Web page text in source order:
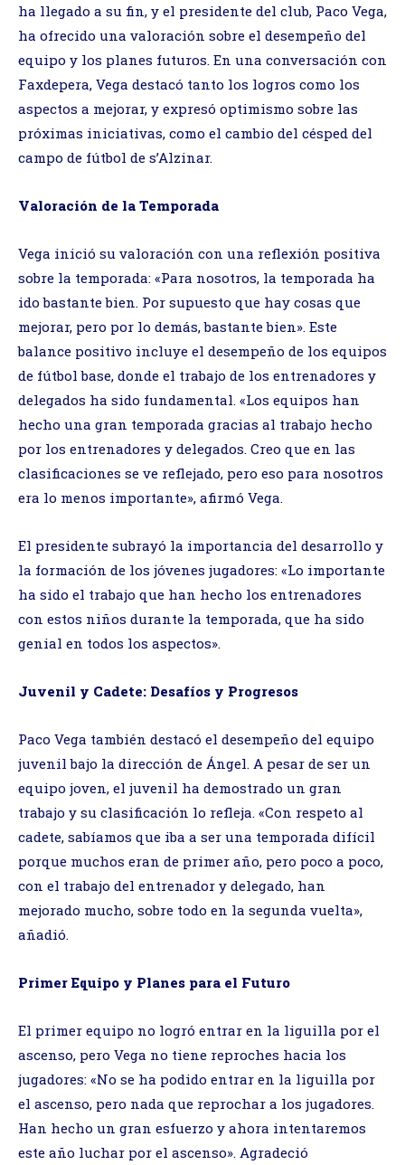
ha llegado a su fin, y el presidente del club, Paco Vega,
ha ofrecido una valoración sobre el desempeño del
equipo y los planes futuros. En una conversación con
Faxdepera, Vega destacó tanto los logros como los
aspectos a mejorar, y expresó optimismo sobre las
próximas iniciativas, como el cambio del césped del
campo de fútbol de s’Alzinar.
Valoración de la Temporada
Vega inició su valoración con una reflexión positiva
sobre la temporada: «Para nosotros, la temporada ha
ido bastante bien. Por supuesto que hay cosas que
mejorar, pero por lo demás, bastante bien». Este
balance positivo incluye el desempeño de los equipos
de fútbol base, donde el trabajo de los entrenadores y
delegados ha sido fundamental. «Los equipos han
hecho una gran temporada gracias al trabajo hecho
por los entrenadores y delegados. Creo que en las
clasificaciones se ve reflejado, pero eso para nosotros
era lo menos importante», afirmó Vega.
El presidente subrayó la importancia del desarrollo y
la formación de los jóvenes jugadores: «Lo importante
ha sido el trabajo que han hecho los entrenadores
con estos niños durante la temporada, que ha sido
genial en todos los aspectos».
Juvenil y Cadete: Desafíos y Progresos
Paco Vega también destacó el desempeño del equipo
juvenil bajo la dirección de Ángel. A pesar de ser un
equipo joven, el juvenil ha demostrado un gran
trabajo y su clasificación lo refleja. «Con respeto al
cadete, sabíamos que iba a ser una temporada difícil
porque muchos eran de primer año, pero poco a poco,
con el trabajo del entrenador y delegado, han
mejorado mucho, sobre todo en la segunda vuelta»,
añadió.
Primer Equipo y Planes para el Futuro
El primer equipo no logró entrar en la liguilla por el
ascenso, pero Vega no tiene reproches hacia los
jugadores: «No se ha podido entrar en la liguilla por
el ascenso, pero nada que reprochar a los jugadores.
Han hecho un gran esfuerzo y ahora intentaremos
este año luchar por el ascenso». Agradeció